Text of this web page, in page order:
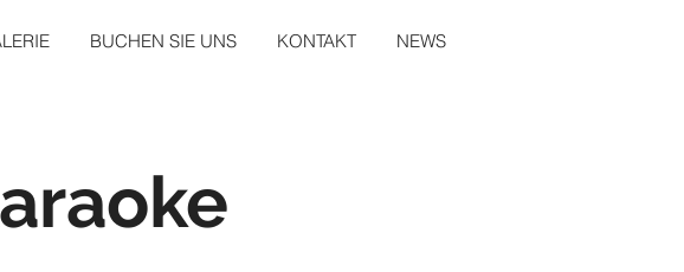
BUCHEN SIE UNS KONTAKT NEWS